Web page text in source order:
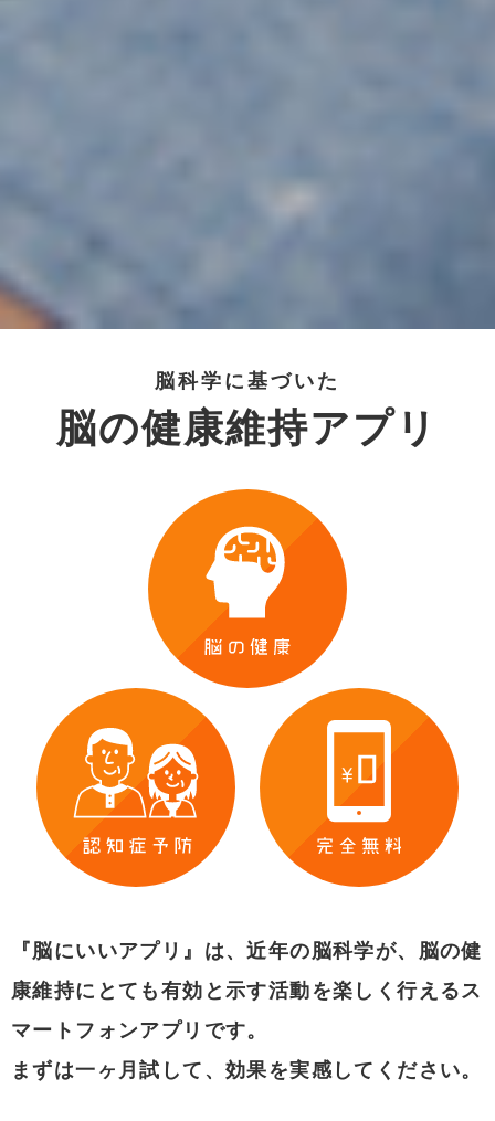
脳科学に基づいた
脳の健康維持アプリ
『脳にいいアプリ』は、近年の脳科学が、脳の健
康維持にとても有効と示す活動を楽しく行えるス
マートフォンアプリです。
まずは一ヶ月試して、効果を実感してください。